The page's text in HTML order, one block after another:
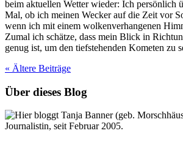
beim aktuellen Wetter wieder: Ich persönlich
Mal, ob ich meinen Wecker auf die Zeit vor
wenn ich mit einem wolkenverhangenen
Zumal ich schätze, dass mein Blick in
genug ist, um den tiefstehenden Kometen zu
« Ältere Beiträge
Über dieses Blog
Hier bloggt Tanja Banner (geb.
Journalistin, seit Februar 2005.